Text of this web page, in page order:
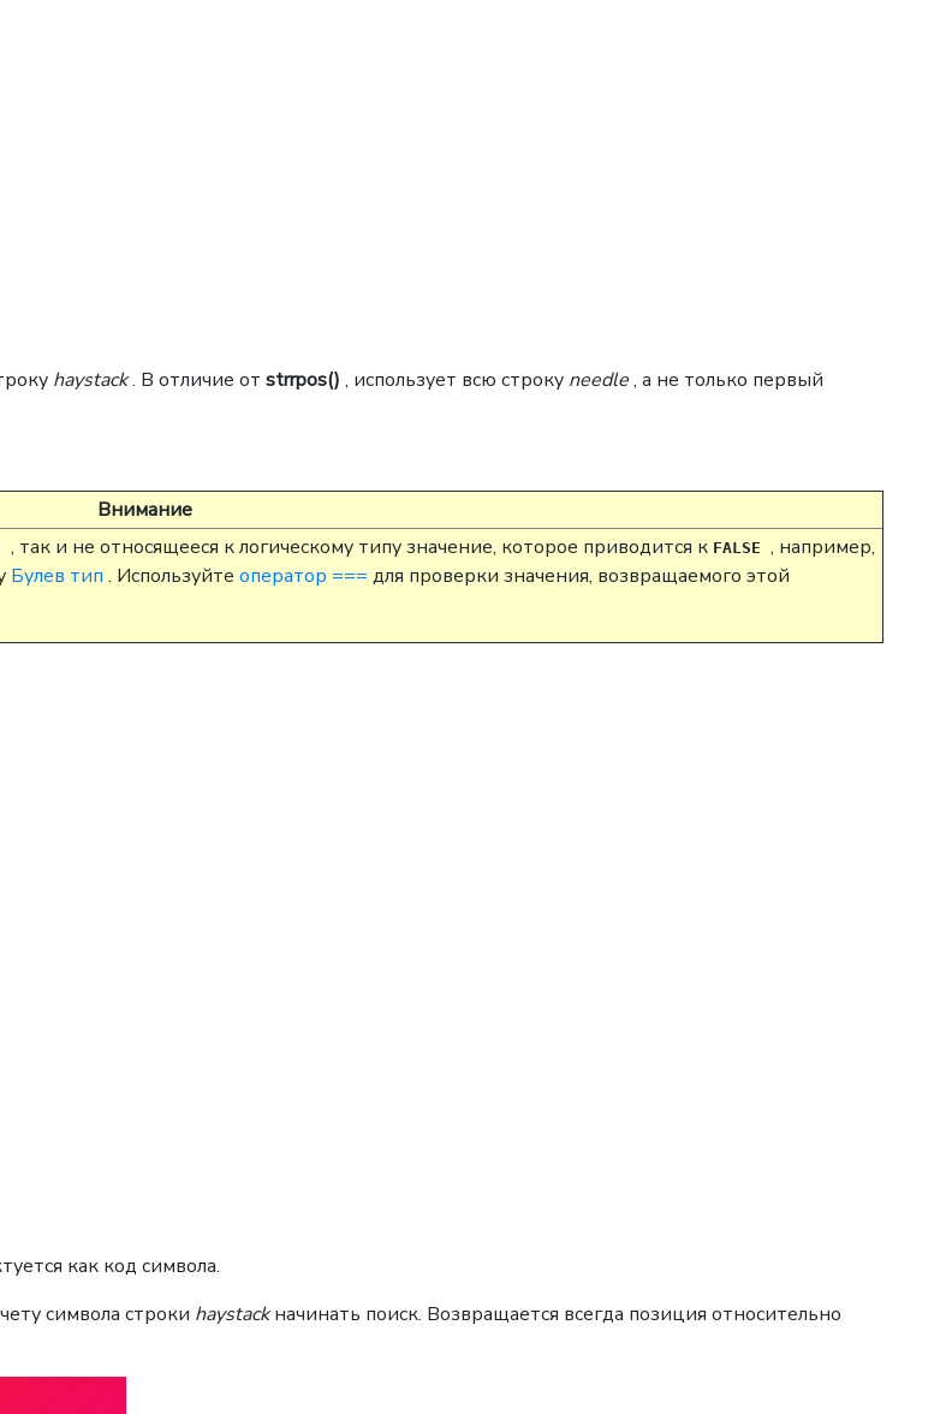
haystack. В отличие от strrpos() , использует всю строку needle, а не только первый
Внимание
, так и не относящееся к логическому типу значение, которое приводится к FALSE , например,
Булев тип . Используйте оператор === для проверки значения, возвращаемого этой
как код символа.
символа строки haystackначинать поиск. Возвращается всегда позиция относительно